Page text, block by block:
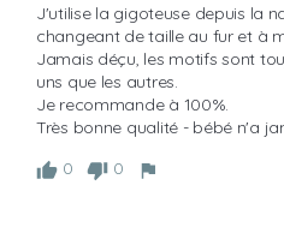
J'utilise la gigoteuse depuis la
changeant de taille au fur et à
Jamais déçu, les motifs sont
uns que les autres.
Je recommande à 100%.
Très bonne qualité - bébé n'a
0
0